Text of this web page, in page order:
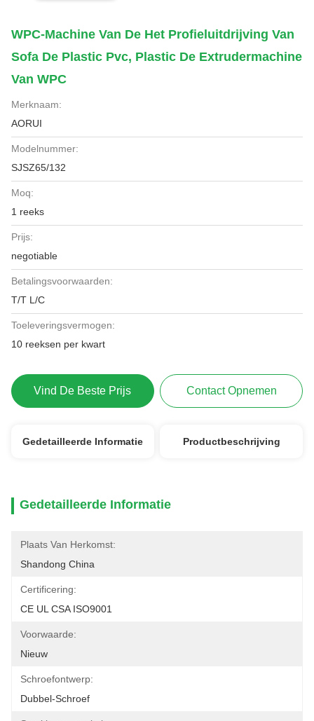
WPC-Machine Van De Het Profieluitdrijving Van
Sofa De Plastic Pvc, Plastic De Extrudermachine
Van WPC
Merknaam:
AORUI
Modelnummer:
SJSZ65/132
Moq:
1 reeks
Prijs:
negotiable
Betalingsvoorwaarden:
T/T L/C
Toeleveringsvermogen:
10 reeksen per kwart
Vind De Beste Prijs Contact Opnemen
Gedetailleerde Informatie Productbeschrijving
Gedetailleerde Informatie
Plaats Van Herkomst:
Shandong China
Certificering:
CE UL CSA ISO9001
Voorwaarde:
Nieuw
Schroefontwerp:
Dubbel-Schroef